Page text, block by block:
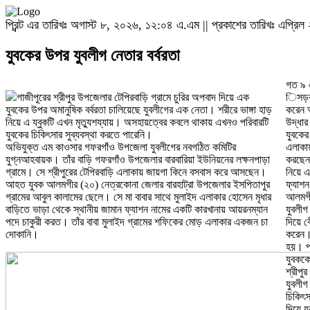
প্রিন্ট এর তারিখঃ অগাস্ট ৮, ২০২৬, ১২:০৪ এ.এম || প্রকাশের তারিখঃ
যুবকের উপর যুবলীগ নেতার বর্বরতা
গাজীপুরের শ্রীপুর উপজেলার টেপিরবাড়ি গ্রামে চুরির অপবাদ দিয়ে এক
যুবকের উপর অমানুষিক বর্বরতা চালিয়েছে যুবলীগের এক নেতা। শরীরে ভাঙ্গা হাড়
নিয়ে এ য্বুকটি এখন মৃত্যুশয্যায়। অসহায়ত্বের কবলে থাকায় এখনও পরিবারটি
যুবকের চিকিৎসার সুব্যবস্থা করতে পারেনি।
অভিযুক্ত এম কাওসার গফরগাঁও উপজেলা যুবলীগের নবগঠিত কমিটির
যুগ্নআহবায়ক। তাঁর বাড়ি গফরগাঁও উপজেলার বারবারিয়া ইউনিয়নের লক্ষনপাড়া
গ্রামে। সে শ্রীপুরের টেপিরবাড়ি এলাকায় জায়গা কিনে বসবাস করে আসছেন।
আহত যুবক আলমগীর (২০) নেত্রকোনা জেলার বারহাট্রা উপজেলার ইসপিতাপুর
গ্রামের আবুল কালামের ছেলে। সে মা বাবার সাথে মুলাইদ এলাকার হোসেন মৃধার
বাড়িতে ভাড়া থেকে স্থানীয় জামান ফ্যাশন নামের একটি কারখানায় আয়রনম্যান
পদে চাকুরী করত। তাঁর বাবা মুলাইদ গ্রামের শফিকের মোড় এলাকার একজন চা
দোকানি।
গত ৯
িসড়ক
করেন
নিয়ে
দিয়ে
করেন।
হয়।